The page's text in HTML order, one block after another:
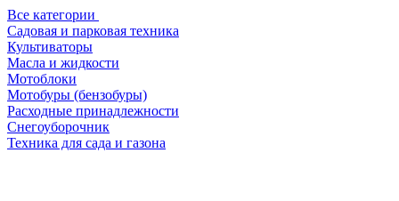
Все категории
Садовая и парковая техника
Культиваторы
Масла и жидкости
Мотоблоки
Мотобуры (бензобуры)
Расходные принадлежности
Снегоуборочник
Техника для сада и газона